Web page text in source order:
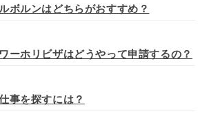
ボルンはどちらがおすすめ？
ーホリビザはどうやって申請するの？
事を探すには？